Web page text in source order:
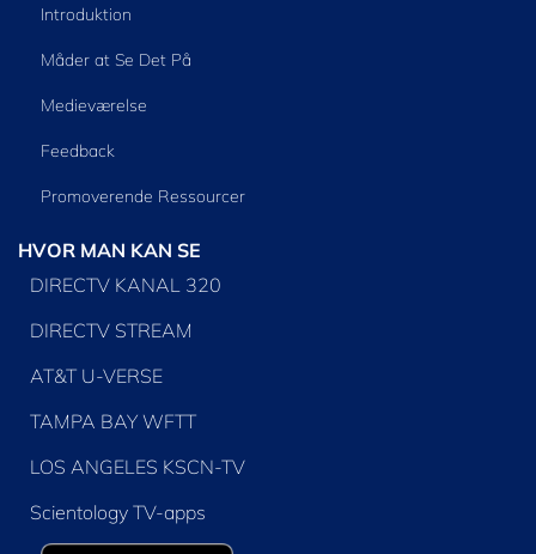
Introduktion
Måder at Se Det På
Medieværelse
Feedback
Promoverende Ressourcer
HVOR MAN KAN SE
DIRECTV KANAL 320
DIRECTV STREAM
AT&T U-VERSE
TAMPA BAY WFTT
LOS ANGELES KSCN-TV
Scientology TV-apps